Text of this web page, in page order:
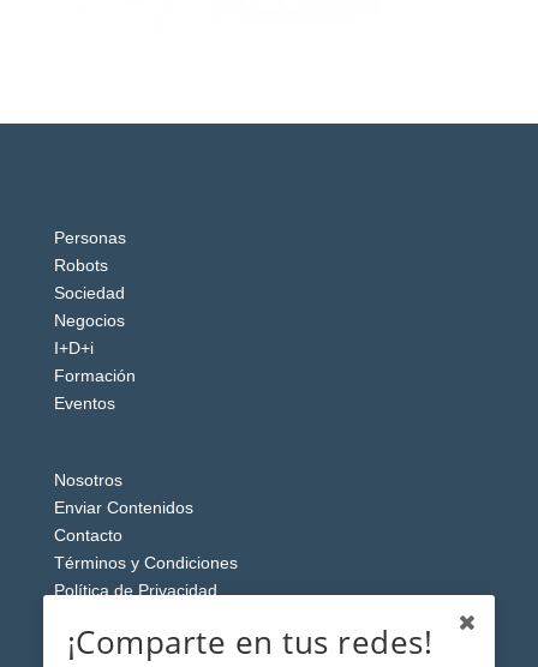
Personas
Robots
Sociedad
Negocios
I+D+i
Formación
Eventos
Nosotros
Enviar Contenidos
Contacto
Términos y Condiciones
Política de Privacidad
¡Comparte en tus redes!